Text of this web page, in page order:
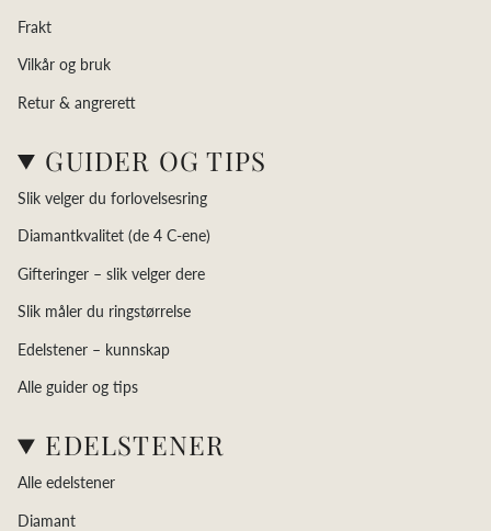
Frakt
Vilkår og bruk
Retur & angrerett
GUIDER OG TIPS
Slik velger du forlovelsesring
Diamantkvalitet (de 4 C-ene)
Gifteringer – slik velger dere
Slik måler du ringstørrelse
Edelstener – kunnskap
Alle guider og tips
EDELSTENER
Alle edelstener
Diamant